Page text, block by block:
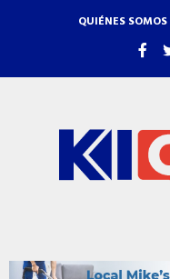
QUIÉNES SOMOS